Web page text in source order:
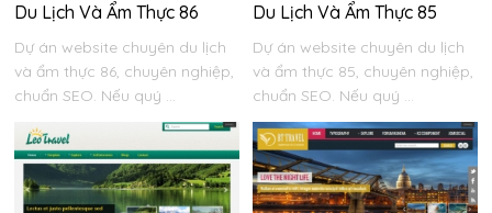
Du Lịch Và Ẩm Thực 86
Dự án website chuyên du lịch
và ẩm thực 86, chuyên nghiệp,
chuẩn SEO. Nếu quý ...
Du Lịch Và Ẩm Thực 85
Dự án website chuyên du lịch
và ẩm thực 85, chuyên nghiệp,
chuẩn SEO. Nếu quý ...